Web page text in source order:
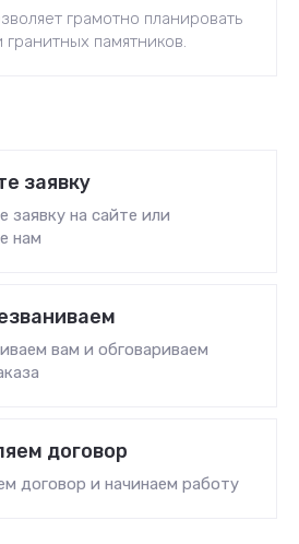
грамотно планировать
гранитных памятников.
заявку
заявку на сайте или
нам
вам и обговариваем
договор
договор и начинаем работу